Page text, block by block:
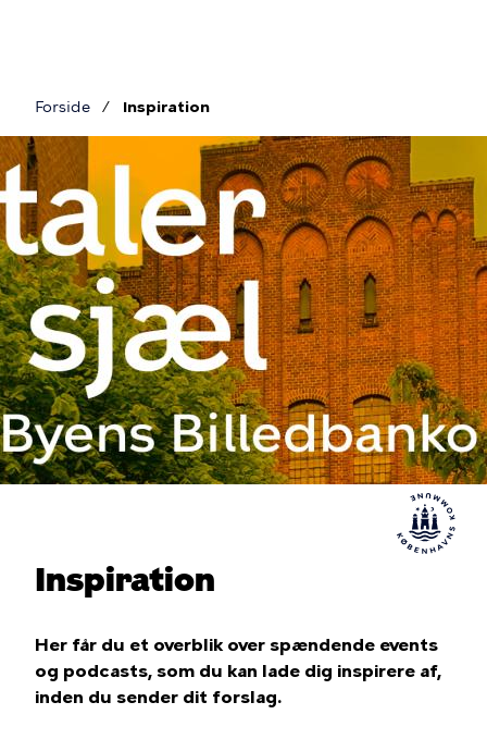
Brødkrumme
Forside Inspiration
Inspiration
Her får du et overblik over spændende events
og podcasts, som du kan lade dig inspirere af,
inden du sender dit forslag.